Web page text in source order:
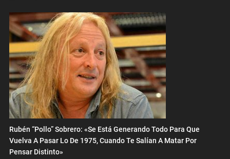
Rubén “Pollo” Sobrero: «Se Está Generando Todo Para Que
Vuelva A Pasar Lo De 1975, Cuando Te Salían A Matar Por
Pensar Distinto»